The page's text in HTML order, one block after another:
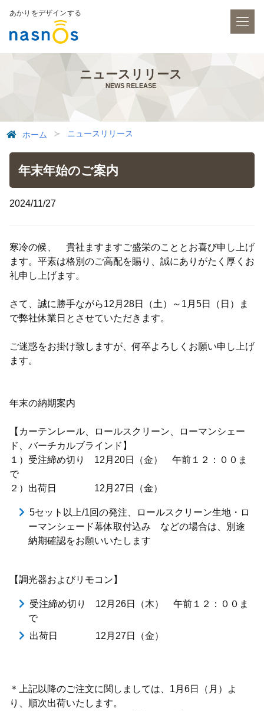
あかりをデザインする
ニュースリリース
NEWS RELEASE
ホーム ニュースリリース
年末年始のご案内
2024/11/27
寒冷の候、 貴社ますますご盛栄のこととお喜び申し上げ
ます。平素は格別のご高配を賜り、誠にありがたく厚くお
礼申し上げます。
さて、誠に勝手ながら12月28日（土）～1月5日（日）ま
で弊社休業日とさせていただきます。
ご迷惑をお掛け致しますが、何卒よろしくお願い申し上げ
ます。
年末の納期案内
【カーテンレール、ロールスクリーン、ローマンシェー
ド、バーチカルブラインド】
１）受注締め切り 12月20日（金） 午前１２：００ま
で
２）出荷日 12月27日（金）
5セット以上/1回の発注、ロールスクリーン生地・ロ
ーマンシェード幕体取付込み などの場合は、別途
納期確認をお願いいたします
【調光器およびリモコン】
受注締め切り 12月26日（木） 午前１２：００ま
で
出荷日 12月27日（金）
＊上記以降のご注文に関しましては、1月6日（月）よ
り、順次出荷いたします。